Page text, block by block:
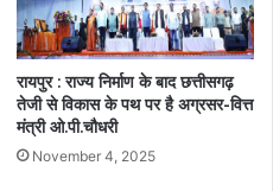
रायपुर : राज्य निर्माण के बाद छत्तीसगढ़
तेजी से विकास के पथ पर है अग्रसर-वित्त
मंत्री ओ.पी.चौधरी
November 4, 2025